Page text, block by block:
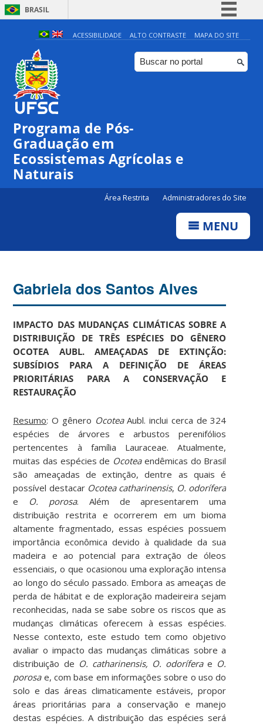
BRASIL
Simplifique!
Comunica BR
Participe
ACESSIBILIDADE ALTO CONTRASTE MAPA DO SITE
Programa de Pós-
Graduação em
Ecossistemas Agrícolas e
Naturais
Área Restrita Administradores do Site
MENU
Gabriela dos Santos Alves
IMPACTO DAS MUDANÇAS CLIMÁTICAS SOBRE A
DISTRIBUIÇÃO DE TRÊS ESPÉCIES DO GÊNERO
OCOTEA AUBL. AMEAÇADAS DE EXTINÇÃO:
SUBSÍDIOS PARA A DEFINIÇÃO DE ÁREAS
PRIORITÁRIAS PARA A CONSERVAÇÃO E
RESTAURAÇÃO
Resumo: O gênero OcoteaAubl. inclui cerca de 324
espécies de árvores e arbustos perenifólios
pertencentes à família Lauraceae. Atualmente,
muitas das espécies de Ocoteaendêmicas do Brasil
são ameaçadas de extinção, dentre as quais é
possível destacar Ocotea catharinensis, O. odorífera
e O. porosa. Além de apresentarem uma
distribuição restrita e ocorrerem em um bioma
altamente fragmentado, essas espécies possuem
importância econômica devido à qualidade da sua
madeira e ao potencial para extração de óleos
essenciais, o que ocasionou uma exploração intensa
ao longo do século passado. Embora as ameaças de
perda de hábitat e de exploração madeireira sejam
reconhecidas, nada se sabe sobre os riscos que as
mudanças climáticas oferecem à essas espécies.
Nesse contexto, este estudo tem como objetivo
avaliar o impacto das mudanças climáticas sobre a
distribuição de O. catharinensis, O. odoríferae O.
porosa e, com base em informações sobre o uso do
solo e das áreas climaticamente estáveis, propor
áreas prioritárias para a conservação e manejo
destas espécies. A distribuição das espécies será